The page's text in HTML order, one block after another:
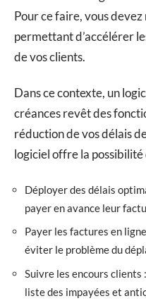
Pour ce faire, vous
permettant d’accélérer
de vos clients.
Dans ce contexte, un
créances revêt des
réduction de vos délais
logiciel offre la possibilité
Déployer des délais
payer en avance leur
Payer les factures en
éviter le problème du
Suivre les encours
liste des impayées et